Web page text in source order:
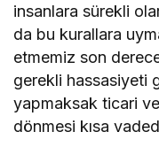
insanlara sürekli
da bu kurallara
etmemiz son
gerekli hassasiyeti
yapmaksak ticari ve
dönmesi kısa